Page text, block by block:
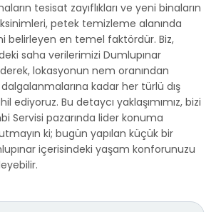
tesisat zayıflıkları ve yeni binaların
petek temizleme alanında
belirleyen en temel faktördür. Biz,
saha verilerimizi Dumlupınar
lokasyonun nem oranından
kadar her türlü dış
ediyoruz. Bu detaycı yaklaşımımız, bizi
Servisi pazarında lider konuma
ki; bugün yapılan küçük bir
içerisindeki yaşam konforunuzu